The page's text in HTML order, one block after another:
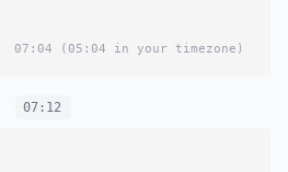
07:04 (05:04 in your timezone)
07:12